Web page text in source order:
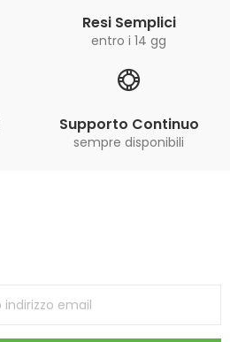
Resi Semplici
entro i 14 gg
Supporto Continuo
sempre disponibili